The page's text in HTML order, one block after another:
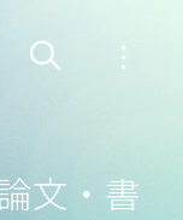
文・書